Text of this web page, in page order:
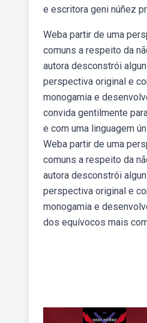
e escritora geni núñez
Weba partir de uma
comuns a respeito da
autora desconstrói
perspectiva original e
monogamia e
convida gentilmente
e com uma linguagem
Weba partir de uma
comuns a respeito da
autora desconstrói
perspectiva original e
monogamia e
dos equívocos mais